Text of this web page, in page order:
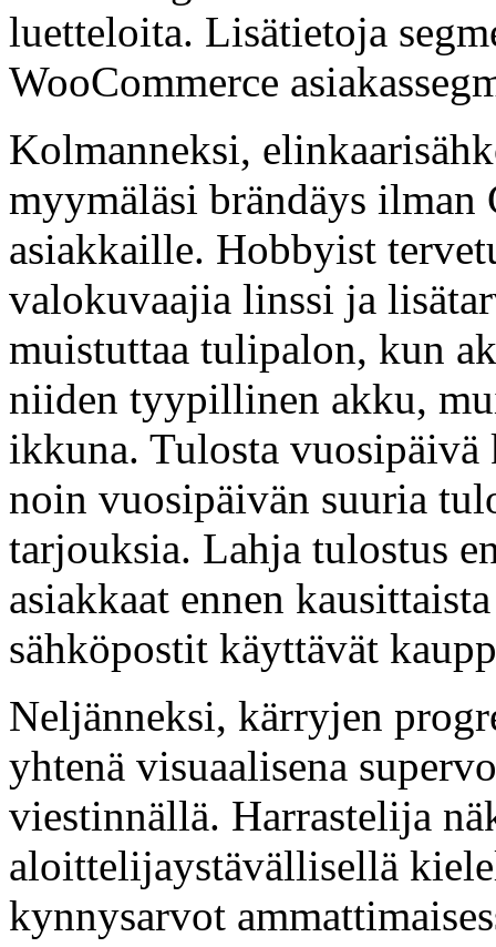
luetteloita. Lisätietoja
WooCommerce
Kolmanneksi,
myymäläsi brändäys ilman
asiakkaille. Hobbyist
valokuvaajia linssi ja
muistuttaa tulipalon, kun
niiden tyypillinen akku,
ikkuna. Tulosta vuosipäivä
noin vuosipäivän suuria
tarjouksia. Lahja tulostus
asiakkaat ennen
sähköpostit käyttävät
Neljänneksi, kärryjen
yhtenä visuaalisena
viestinnällä. Harrastelija
aloittelijaystävällisellä
kynnysarvot